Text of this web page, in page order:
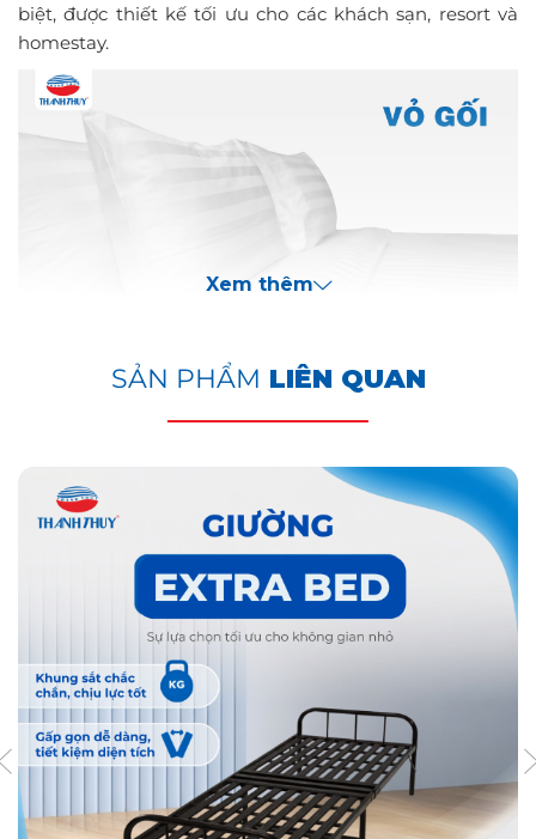
biệt, được thiết kế tối ưu cho các khách sạn, resort và
homestay.
Xem thêm
SẢN PHẨM LIÊN QUAN